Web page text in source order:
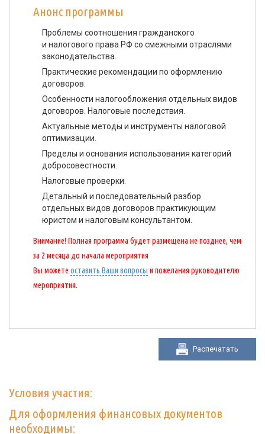
Анонс программы
Проблемы соотношения гражданского
и налогового права РФ со смежными отраслями
законодательства.
Практические рекомендации по оформлению
договоров.
Особенности налогообложения отдельных видов
договоров. Налоговые последствия.
Актуальные методы и инструменты налоговой
оптимизации.
Пределы и основания использования категорий
добросовестности.
Налоговые проверки.
Детальный и последовательный разбор
отдельных видов договоров практикующим
юристом и налоговым консультантом.
Внимание! Полная программа будет размещена не позднее, чем
за 2 месяца до начала мероприятия
Вы можете оставить Ваши вопросы и пожелания руководителю
мероприятия.
Распечатать
Условия участия:
Для оформления финансовых документов
необходимы: